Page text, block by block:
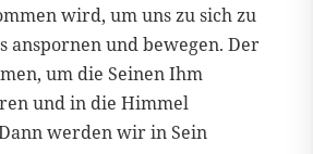
wird, um uns zu sich zu
anspornen und bewegen. Der
um die Seinen Ihm
und in die Himmel
werden wir in Sein